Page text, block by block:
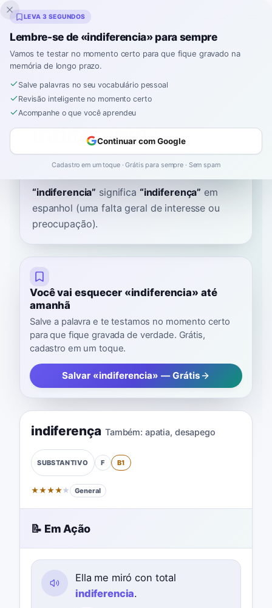
Inklingo
Início›Espanhol›Dicionário›indiferencia
indiferencia
een-dee-feh-rehn-syah indifeˈɾenθja
“indiferencia” significa “indiferença” em
espanhol (uma falta geral de interesse ou
preocupação).
Você vai esquecer «indiferencia» até
amanhã
Salve a palavra e te testamos no momento certo
para que fique gravada de verdade. Grátis,
cadastro em um toque.
Salvar «indiferencia» — Grátis
indiferença Também: apatia, desapego
SUBSTANTIVO F B1
★★★★★ General
📝 Em Ação
Ella me miró con total
indiferencia.
LEVA 3 SEGUNDOS
Lembre-se de «indiferencia» para sempre
Vamos te testar no momento certo para que fique gravado na
memória de longo prazo.
Salve palavras no seu vocabulário pessoal
Revisão inteligente no momento certo
Acompanhe o que você aprendeu
Continuar com Google
Cadastro em um toque · Grátis para sempre · Sem spam